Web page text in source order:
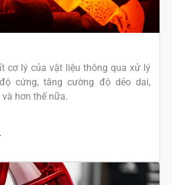
cơ lý của vật liệu thông qua xử lý
cứng, tăng cường độ dẻo dai,
hơn thế nữa.